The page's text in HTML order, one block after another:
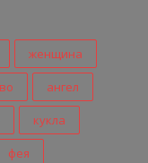
женщина
ангел
кукла
фея